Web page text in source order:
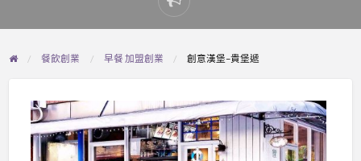
Report
problem
餐飲創業 早餐 加盟創業 創意漢堡–貴堡遞